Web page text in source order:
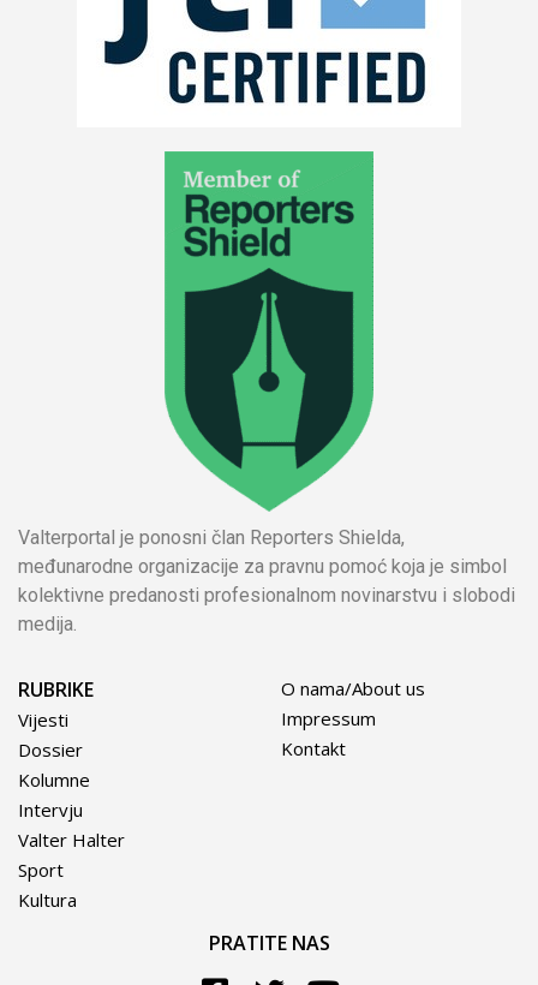
Valterportal je ponosni član Reporters Shielda,
međunarodne organizacije za pravnu pomoć koja je simbol
kolektivne predanosti profesionalnom novinarstvu i slobodi
medija.
RUBRIKE
Vijesti
Dossier
Kolumne
Intervju
Valter Halter
Sport
Kultura
O nama/About us
Impressum
Kontakt
PRATITE NAS